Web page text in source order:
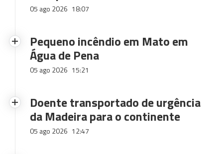
05 ago 2026 18:07
Pequeno incêndio em Mato em
Água de Pena
05 ago 2026 15:21
Doente transportado de urgência
da Madeira para o continente
05 ago 2026 12:47